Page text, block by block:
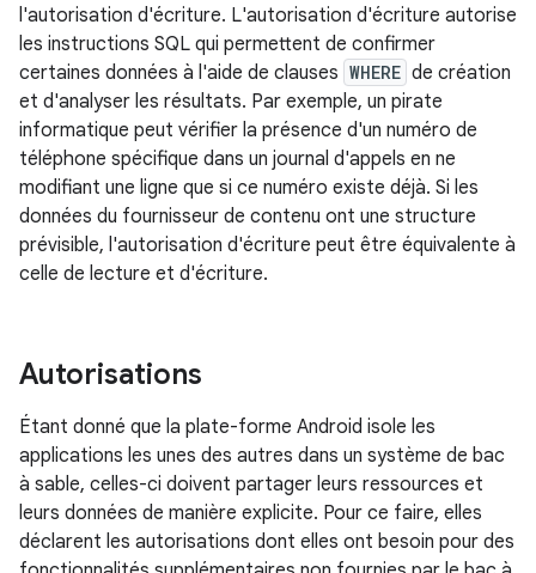
l'autorisation d'écriture. L'autorisation d'écriture autorise
les instructions SQL qui permettent de confirmer
certaines données à l'aide de clauses WHERE de création
et d'analyser les résultats. Par exemple, un pirate
informatique peut vérifier la présence d'un numéro de
téléphone spécifique dans un journal d'appels en ne
modifiant une ligne que si ce numéro existe déjà. Si les
données du fournisseur de contenu ont une structure
prévisible, l'autorisation d'écriture peut être équivalente à
celle de lecture et d'écriture.
Autorisations
Étant donné que la plate-forme Android isole les
applications les unes des autres dans un système de bac
à sable, celles-ci doivent partager leurs ressources et
leurs données de manière explicite. Pour ce faire, elles
déclarent les autorisations dont elles ont besoin pour des